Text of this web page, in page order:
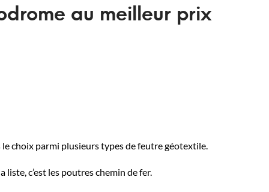
au meilleur prix
choix parmi plusieurs types de feutre géotextile.
c’est les poutres chemin de fer.